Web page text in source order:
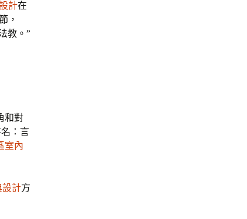
計在
，
教。”
和對
：言
室內
設計方